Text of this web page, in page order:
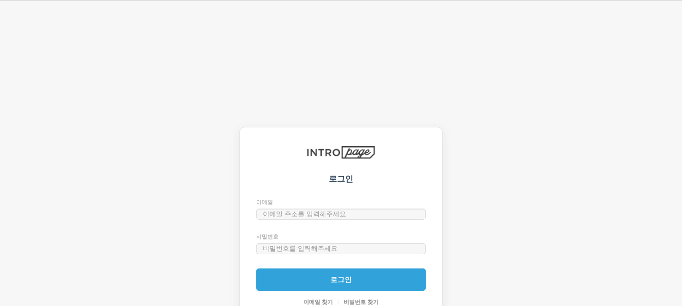
로그인
이메일
비밀번호
로그인
이메일 찾기 비밀번호 찾기